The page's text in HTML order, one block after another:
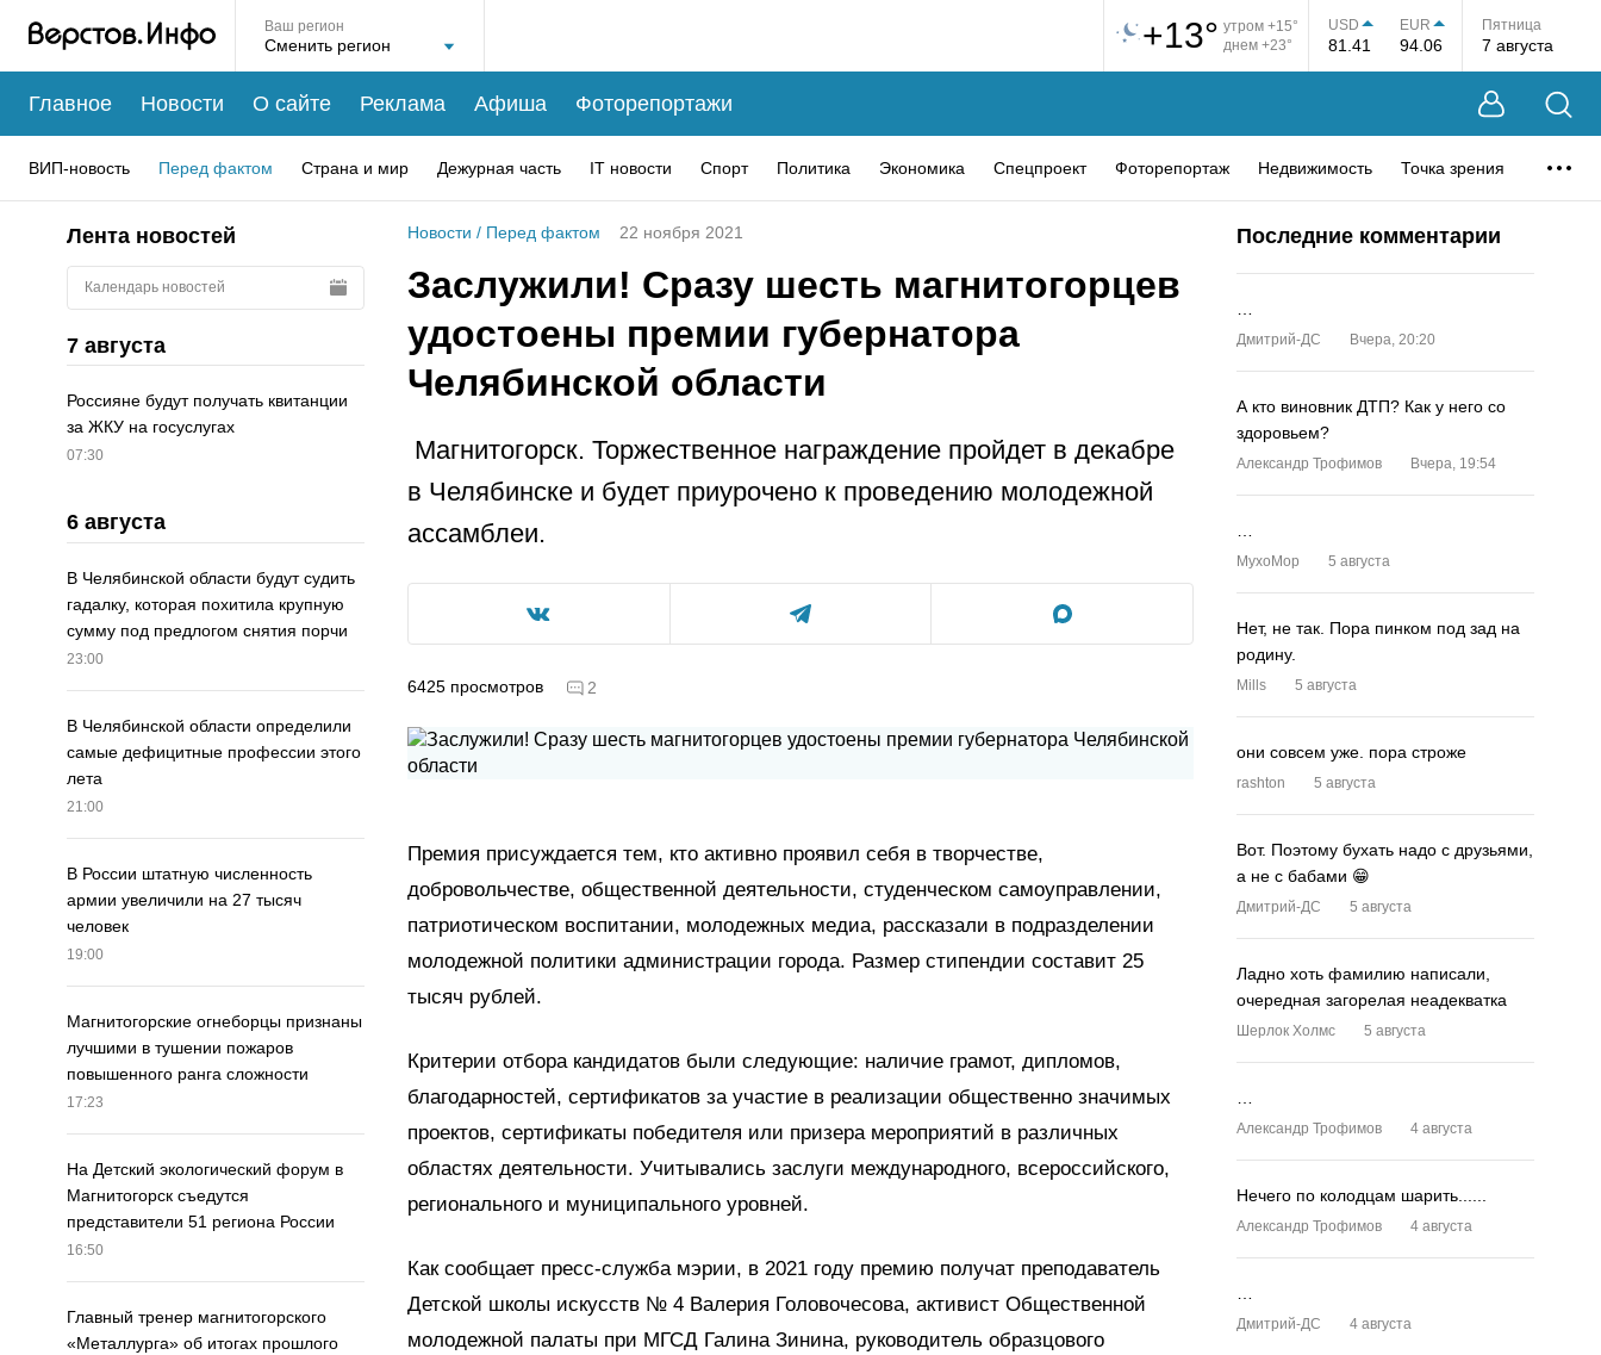
Ваш регион +13° утром +15°
днем +23°
USD
81.41
EUR
94.06
Пятница
7 августа
Главное Новости О сайте Реклама Афиша Фоторепортажи
ВИП-новость Перед фактом Страна и мир Дежурная часть IT новости Спорт Политика Экономика Спецпроект Фоторепортаж Недвижимость Точка зрения
Лента новостей
Календарь новостей
7 августа
Россияне будут получать квитанции
за ЖКУ на госуслугах
07:30
6 августа
В Челябинской области будут судить
гадалку, которая похитила крупную
сумму под предлогом снятия порчи
23:00
В Челябинской области определили
самые дефицитные профессии этого
лета
21:00
В России штатную численность
армии увеличили на 27 тысяч
человек
19:00
Магнитогорские огнеборцы признаны
лучшими в тушении пожаров
повышенного ранга сложности
17:23
На Детский экологический форум в
Магнитогорск съедутся
представители 51 региона России
16:50
Главный тренер магнитогорского
«Металлурга» об итогах прошлого
Новости / Перед фактом 22 ноября 2021
Заслужили! Сразу шесть магнитогорцев
удостоены премии губернатора
Челябинской области
Магнитогорск. Торжественное награждение пройдет в декабре
в Челябинске и будет приурочено к проведению молодежной
ассамблеи.
6425 просмотров 2
Премия присуждается тем, кто активно проявил себя в творчестве,
добровольчестве, общественной деятельности, студенческом самоуправлении,
патриотическом воспитании, молодежных медиа, рассказали в подразделении
молодежной политики администрации города. Размер стипендии составит 25
тысяч рублей.
Критерии отбора кандидатов были следующие: наличие грамот, дипломов,
благодарностей, сертификатов за участие в реализации общественно значимых
проектов, сертификаты победителя или призера мероприятий в различных
областях деятельности. Учитывались заслуги международного, всероссийского,
регионального и муниципального уровней.
Как сообщает пресс-служба мэрии, в 2021 году премию получат преподаватель
Детской школы искусств № 4 Валерия Головочесова, активист Общественной
молодежной палаты при МГСД Галина Зинина, руководитель образцового
Последние комментарии
Дмитрий-ДС Вчера, 20:20
А кто виновник ДТП? Как у него со
здоровьем?
Александр Трофимов Вчера, 19:54
MyxoMop 5 августа
Нет, не так. Пора пинком под зад на
родину.
Mills 5 августа
они совсем уже. пора строже
rashton 5 августа
Вот. Поэтому бухать надо с друзьями,
а не с бабами 😁
Дмитрий-ДС 5 августа
Ладно хоть фамилию написали,
очередная загорелая неадекватка
Шерлок Холмс 5 августа
Александр Трофимов 4 августа
Нечего по колодцам шарить......
Александр Трофимов 4 августа
Дмитрий-ДС 4 августа